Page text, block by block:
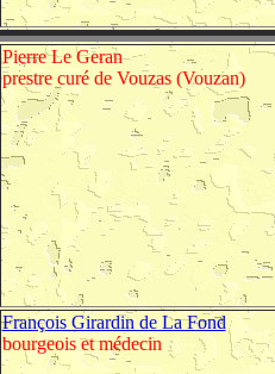
Pierre Le Geran
prestre curé de Vouzas (Vouzan)
François Girardin de La Fond
bourgeois et médecin